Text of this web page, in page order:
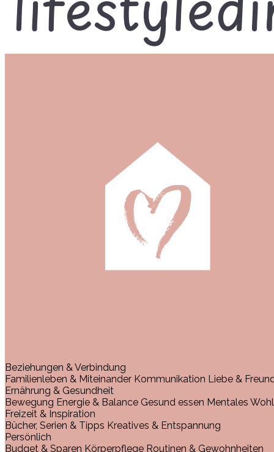
Beziehungen & Verbindung
Familienleben & Miteinander Kommunikation Liebe &
Ernährung & Gesundheit
Bewegung Energie & Balance Gesund essen Mentales
Freizeit & Inspiration
Bücher, Serien & Tipps Kreatives & Entspannung
Persönlich
Budget & Sparen Körperpflege Routinen & Gewohnheiten